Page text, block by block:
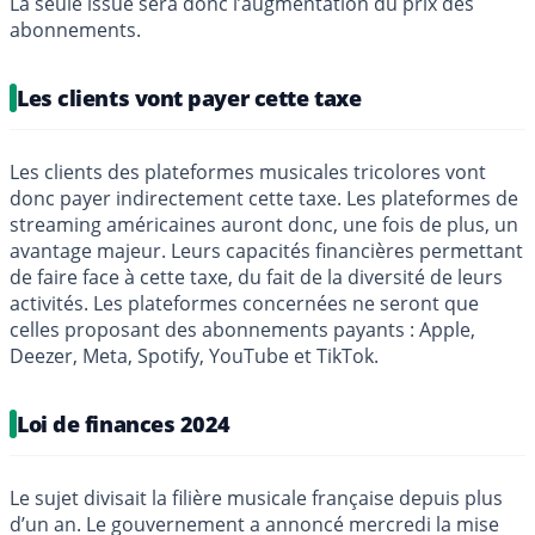
abonnements.
Les clients vont payer cette taxe
Les clients des plateformes musicales tricolores vont
donc payer indirectement cette taxe. Les plateformes de
streaming américaines auront donc, une fois de plus, un
avantage majeur. Leurs capacités financières permettant
de faire face à cette taxe, du fait de la diversité de leurs
activités. Les plateformes concernées ne seront que
celles proposant des abonnements payants : Apple,
Deezer, Meta, Spotify, YouTube et TikTok.
Loi de finances 2024
Le sujet divisait la filière musicale française depuis plus
d’un an. Le gouvernement a annoncé mercredi la mise